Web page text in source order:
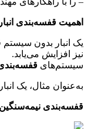
اهمیت قفسه‌بندی
یک انبار بدون
نیز افزایش می‌یابد.
سیستم‌های قفسه‌بندی
به‌عنوان مثال، یک انبار ۵۰۰ متری که بدون قفسه‌بندی تنها می‌تواند ۲۰۰ پالت را نگهداری کند، با اجرای قفسه‌های مناسب قادر خواهد بود بیش از ۶۰۰ پالت را در همان فضا ذخیره نماید.
قفسه‌بندی